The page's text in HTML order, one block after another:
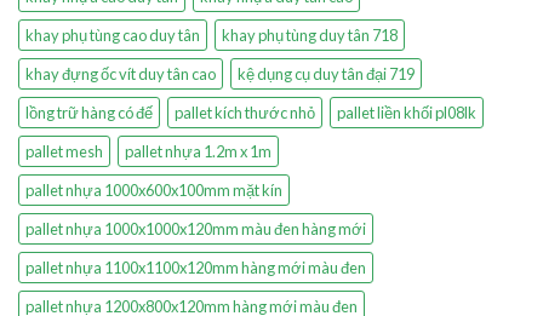
khay phụ tùng cao duy tân
khay phụ tùng duy tân 718
khay đựng ốc vít duy tân cao
kệ dụng cụ duy tân đại 719
lồng trữ hàng có đế
pallet kích thước nhỏ
pallet liền khối pl08lk
pallet mesh
pallet nhựa 1.2m x 1m
pallet nhựa 1000x600x100mm mặt kín
pallet nhựa 1000x1000x120mm màu đen hàng mới
pallet nhựa 1100x1100x120mm hàng mới màu đen
pallet nhựa 1200x800x120mm hàng mới màu đen